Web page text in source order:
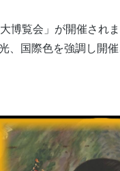
博覧会」が開催されま
、国際色を強調し開